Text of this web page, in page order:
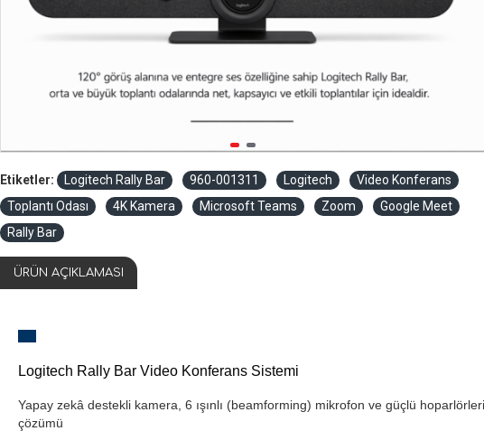
Etiketler: Logitech Rally Bar 960-001311 Logitech
Video Konferans
Toplantı Odası
4K Kamera Microsoft Teams Zoom
Google Meet
Rally Bar
ÜRÜN AÇIKLAMASI
Logitech Rally Bar Video Konferans Sistemi
Yapay zekâ destekli kamera, 6 ışınlı (beamforming) mikrofon ve güçlü
çözümü